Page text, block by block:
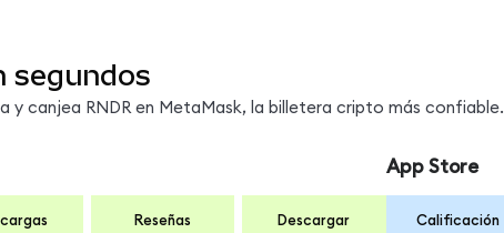
segundos
y canjea RNDR en MetaMask, la billetera cripto más confiable.
Reseñas Descargar
App Store
Calificación